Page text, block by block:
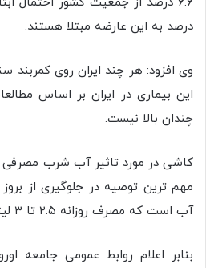
درصد به این عارضه مبتلا هستند.
وی افزود: هر چند ایران روی کمربند
این بیماری در ایران بر اساس
چندان بالا نیست.
کاشی در مورد تاثیر آب شرب مصرفی
مهم ترین توصیه در جلوگیری از
آب است که مصرف روزانه ۲.۵ تا ۳ لیتر توصیه می‌شود.
بنابر اعلام روابط عمومی جامعه